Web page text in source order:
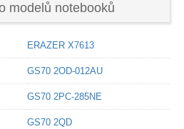
modelů notebooků
ERAZER X7613
GS70 2OD-012AU
GS70 2PC-285NE
GS70 2QD